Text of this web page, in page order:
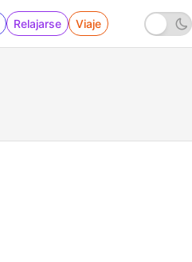
Relajarse Viaje